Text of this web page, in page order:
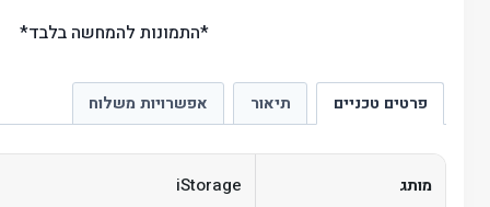
*התמונות להמחשה בלבד*
פרטים טכניים תיאור אפשרויות משלוח
מותג iStorage